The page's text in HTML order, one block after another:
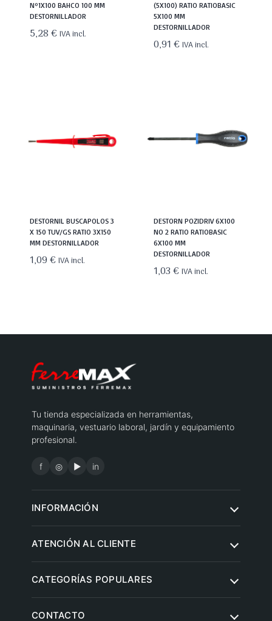
Nº1X100 BAHCO 100 MM
DESTORNILLADOR
5,28€ IVA incl.
(5X100) RATIO RATIOBASIC
5X100 MM
DESTORNILLADOR
0,91€ IVA incl.
DESTORNIL BUSCAPOLOS 3
X 150 TUV/GS RATIO 3X150
MM DESTORNILLADOR
1,09€ IVA incl.
DESTORN POZIDRIV 6X100
NO 2 RATIO RATIOBASIC
6X100 MM
DESTORNILLADOR
1,03€ IVA incl.
Tu tienda especializada en herramientas,
maquinaria, vestuario laboral, jardín y equipamiento
profesional.
f ◎ ▶ in
ATENCIÓN AL CLIENTE
Envíos y entregas
INFORMACIÓN
Aviso legal
CATEGORÍAS POPULARES
CONTACTO